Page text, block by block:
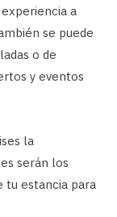
a
se puede
o de
y eventos
la
serán los
tu estancia para